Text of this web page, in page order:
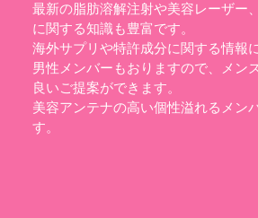
最新の脂肪溶解注射や美容レーザー
に関する知識も豊富です。
海外サプリや特許成分に関する情報
男性メンバーもおりますので、メン
良いご提案ができます。
美容アンテナの高い個性溢れるメン
す。